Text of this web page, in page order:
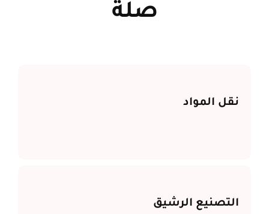
صلة
نقل المواد
التصنيع الرشيق